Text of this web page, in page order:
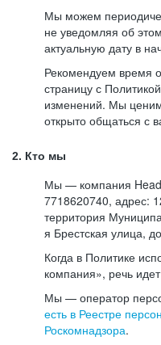
Мы можем
не уведомляя об
актуальную дату в
Рекомендуем время
страницу с
изменений. Мы
открыто общаться с
2. Кто мы
Мы — компания
7718620740, адрес:
территория
я Брестская улица,
Когда в Политике
компания», речь
Мы — оператор
есть в Реестре
Роскомнадзора.